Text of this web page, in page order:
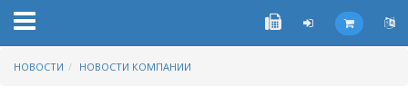
НОВОСТИ НОВОСТИ КОМПАНИИ